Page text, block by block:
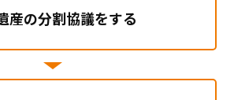
産の分割協議をする